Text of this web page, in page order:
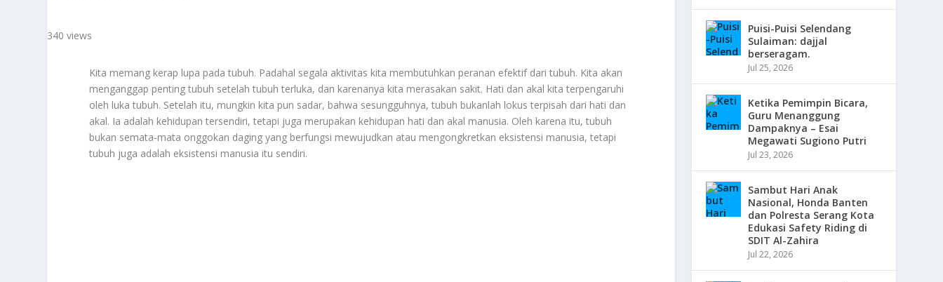
340 views
Kita memang kerap lupa pada tubuh. Padahal segala aktivitas kita membutuhkan peranan efektif dari tubuh. Kita akan
menganggap penting tubuh setelah tubuh terluka, dan karenanya kita merasakan sakit. Hati dan akal kita terpengaruhi
oleh luka tubuh. Setelah itu, mungkin kita pun sadar, bahwa sesungguhnya, tubuh bukanlah lokus terpisah dari hati dan
akal. Ia adalah kehidupan tersendiri, tetapi juga merupakan kehidupan hati dan akal manusia. Oleh karena itu, tubuh
bukan semata-mata onggokan daging yang berfungsi mewujudkan atau mengongkretkan eksistensi manusia, tetapi
tubuh juga adalah eksistensi manusia itu sendiri.
Puisi-Puisi Selendang
Sulaiman: dajjal
berseragam.
Jul 25, 2026
Ketika Pemimpin Bicara,
Guru Menanggung
Dampaknya – Esai
Megawati Sugiono Putri
Jul 23, 2026
Sambut Hari Anak
Nasional, Honda Banten
dan Polresta Serang Kota
Edukasi Safety Riding di
SDIT Al-Zahira
Jul 22, 2026